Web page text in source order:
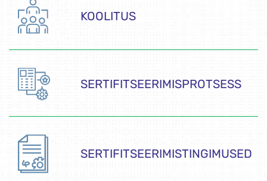
KOOLITUS
SERTIFITSEERIMISPROTSESS
SERTIFITSEERIMISTINGIMUSED